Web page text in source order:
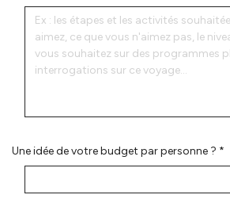
Une idée de votre budget par personne ? *